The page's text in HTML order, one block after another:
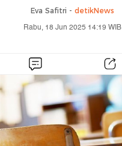
Eva Safitri - detikNews
Rabu, 18 Jun 2025 14:19 WIB